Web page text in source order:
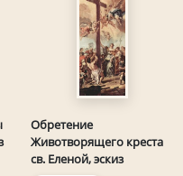
Обретение
Животворящего креста
св. Еленой, эскиз